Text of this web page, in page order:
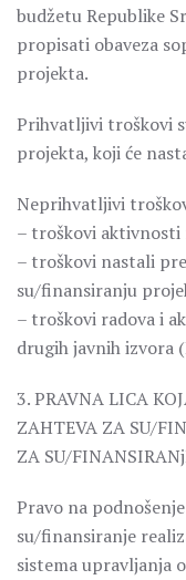
budžetu Republike
propisati obaveza
projekta.
Prihvatljivi troškovi
projekta, koji će
Neprihvatljivi
– troškovi
– troškovi nastali
su/finansiranju
– troškovi radova i
drugih javnih izvora
3. PRAVNA LICA
ZAHTEVA ZA SU/
ZA SU/
Pravo na
su/finansiranje
sistema upravljanja